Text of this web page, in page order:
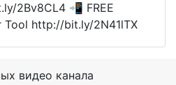
2Bv8CL4 📲 FREE
Tool http://bit.ly/2N41lTX
видео канала